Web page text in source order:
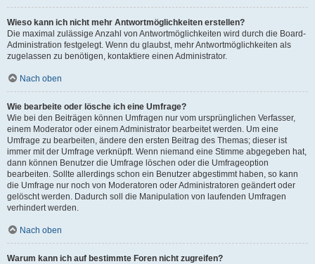
Wieso kann ich nicht mehr Antwortmöglichkeiten erstellen?
Die maximal zulässige Anzahl von Antwortmöglichkeiten wird durch die Board-
Administration festgelegt. Wenn du glaubst, mehr Antwortmöglichkeiten als
zugelassen zu benötigen, kontaktiere einen Administrator.
Nach oben
Wie bearbeite oder lösche ich eine Umfrage?
Wie bei den Beiträgen können Umfragen nur vom ursprünglichen Verfasser,
einem Moderator oder einem Administrator bearbeitet werden. Um eine
Umfrage zu bearbeiten, ändere den ersten Beitrag des Themas; dieser ist
immer mit der Umfrage verknüpft. Wenn niemand eine Stimme abgegeben hat,
dann können Benutzer die Umfrage löschen oder die Umfrageoption
bearbeiten. Sollte allerdings schon ein Benutzer abgestimmt haben, so kann
die Umfrage nur noch von Moderatoren oder Administratoren geändert oder
gelöscht werden. Dadurch soll die Manipulation von laufenden Umfragen
verhindert werden.
Nach oben
Warum kann ich auf bestimmte Foren nicht zugreifen?